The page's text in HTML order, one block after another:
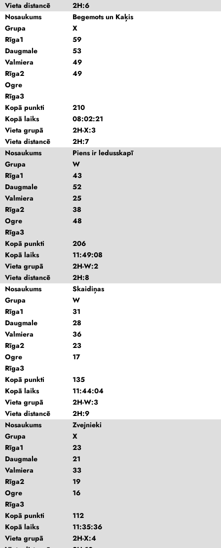
Vieta distancē
2H:6
Nosaukums
Begemots un Kaķis
Grupa
X
Rīga1
59
Daugmale
53
Valmiera
49
Rīga2
49
Ogre
Rīga3
Kopā punkti
210
Kopā laiks
08:02:21
Vieta grupā
2H-X:3
Vieta distancē
2H:7
Nosaukums
Piens ir ledusskapī
Grupa
W
Rīga1
43
Daugmale
52
Valmiera
25
Rīga2
38
Ogre
48
Rīga3
Kopā punkti
206
Kopā laiks
11:49:08
Vieta grupā
2H-W:2
Vieta distancē
2H:8
Nosaukums
Skaidiņas
Grupa
W
Rīga1
31
Daugmale
28
Valmiera
36
Rīga2
23
Ogre
17
Rīga3
Kopā punkti
135
Kopā laiks
11:44:04
Vieta grupā
2H-W:3
Vieta distancē
2H:9
Nosaukums
Zvejnieki
Grupa
X
Rīga1
23
Daugmale
21
Valmiera
33
Rīga2
19
Ogre
16
Rīga3
Kopā punkti
112
Kopā laiks
11:35:36
Vieta grupā
2H-X:4